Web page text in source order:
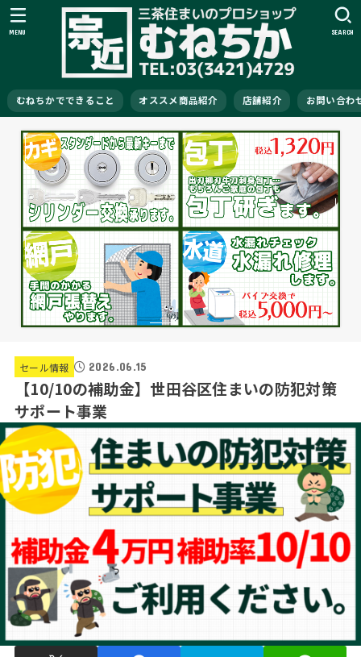
むねちかでできること オススメ商品紹介 店舗紹介 お問い合わ
SEARCH
MENU
セール情報 2026.06.15
【10/10の補助金】世田谷区住まいの防犯対策
サポート事業